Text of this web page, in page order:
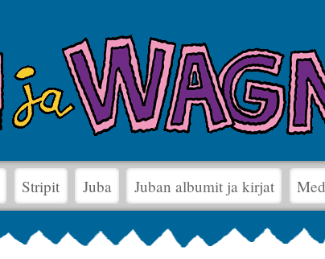
Stripit Juba Juban albumit ja kirjat